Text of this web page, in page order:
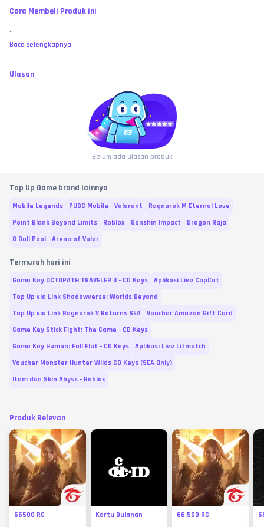
Cara Membeli Produk ini
...
Baca selengkapnya
Ulasan
Belum ada ulasan produk
Top Up Game brand lainnya
Mobile Legends PUBG Mobile Valorant
Ragnarok M Eternal Love
Point Blank Beyond Limits
Roblox Genshin Impact
Dragon Raja
8 Ball Pool
Arena of Valor
Termurah hari ini
Game Key OCTOPATH TRAVELER II - CD Keys
Aplikasi Live CapCut
Top Up via Link Shadowverse: Worlds Beyond
Top Up via Link Ragnarok V Returns SEA
Voucher Amazon Gift Card
Game Key Stick Fight: The Game - CD Keys
Game Key Human: Fall Flat - CD Keys
Aplikasi Live Litmatch
Voucher Monster Hunter Wilds CD Keys (SEA Only)
Item dan Skin Abyss - Roblox
Produk Relevan
66500 RC Kartu Bulanan 66.500 RC